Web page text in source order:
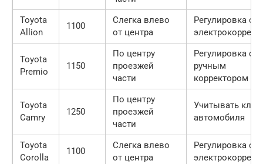
Toyota
Allion
1100
Слегка влево
от центра
Регулировка с
Toyota
Premio
1150
По центру
проезжей
части
Регулировка с
ручным
корректором
Toyota
Camry
1250
По центру
проезжей
части
Учитывать
автомобиля
Toyota
Corolla
1100
Слегка влево
от центра
Регулировка с